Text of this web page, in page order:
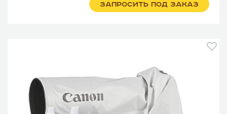
ЗАПРОСИТЬ ПОД ЗАКАЗ